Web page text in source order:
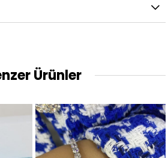
Ürünler